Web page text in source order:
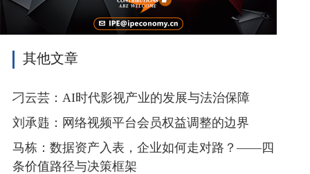
其他文章
刁云芸：AI时代影视产业的发展与法治保障
刘承韪：网络视频平台会员权益调整的边界
马栋：数据资产入表，企业如何走对路？——四
条价值路径与决策框架